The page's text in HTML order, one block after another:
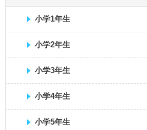
小学1年生
小学2年生
小学3年生
小学4年生
小学5年生